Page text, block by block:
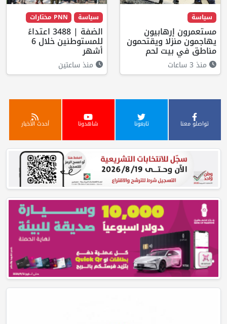
سياسة
مستعمرون إرهابيون
يهاجمون منزلا ويقتحمون
مناطق في بيت لحم
منذ 3 ساعات
سياسة PNN مختارات
الضفة | 3488 اعتداءً
للمستوطنين خلال 6
أشهر
منذ ساعتين
تواصلو معنا تابعونا شاهدونا أحدث الأخبار